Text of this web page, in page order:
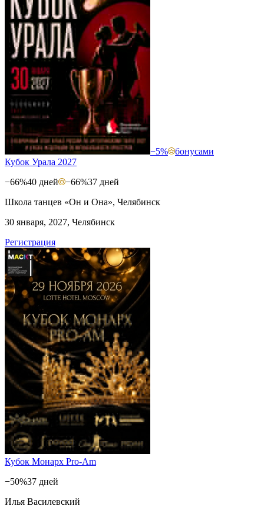
−5%
бонусами
Кубок Урала 2027
−66%40 дней −66%37 дней
Школа танцев «Он и Она», Челябинск
30 января, 2027, Челябинск
Регистрация
Кубок Монарх Pro-Am
−50%37 дней
Илья Василевский